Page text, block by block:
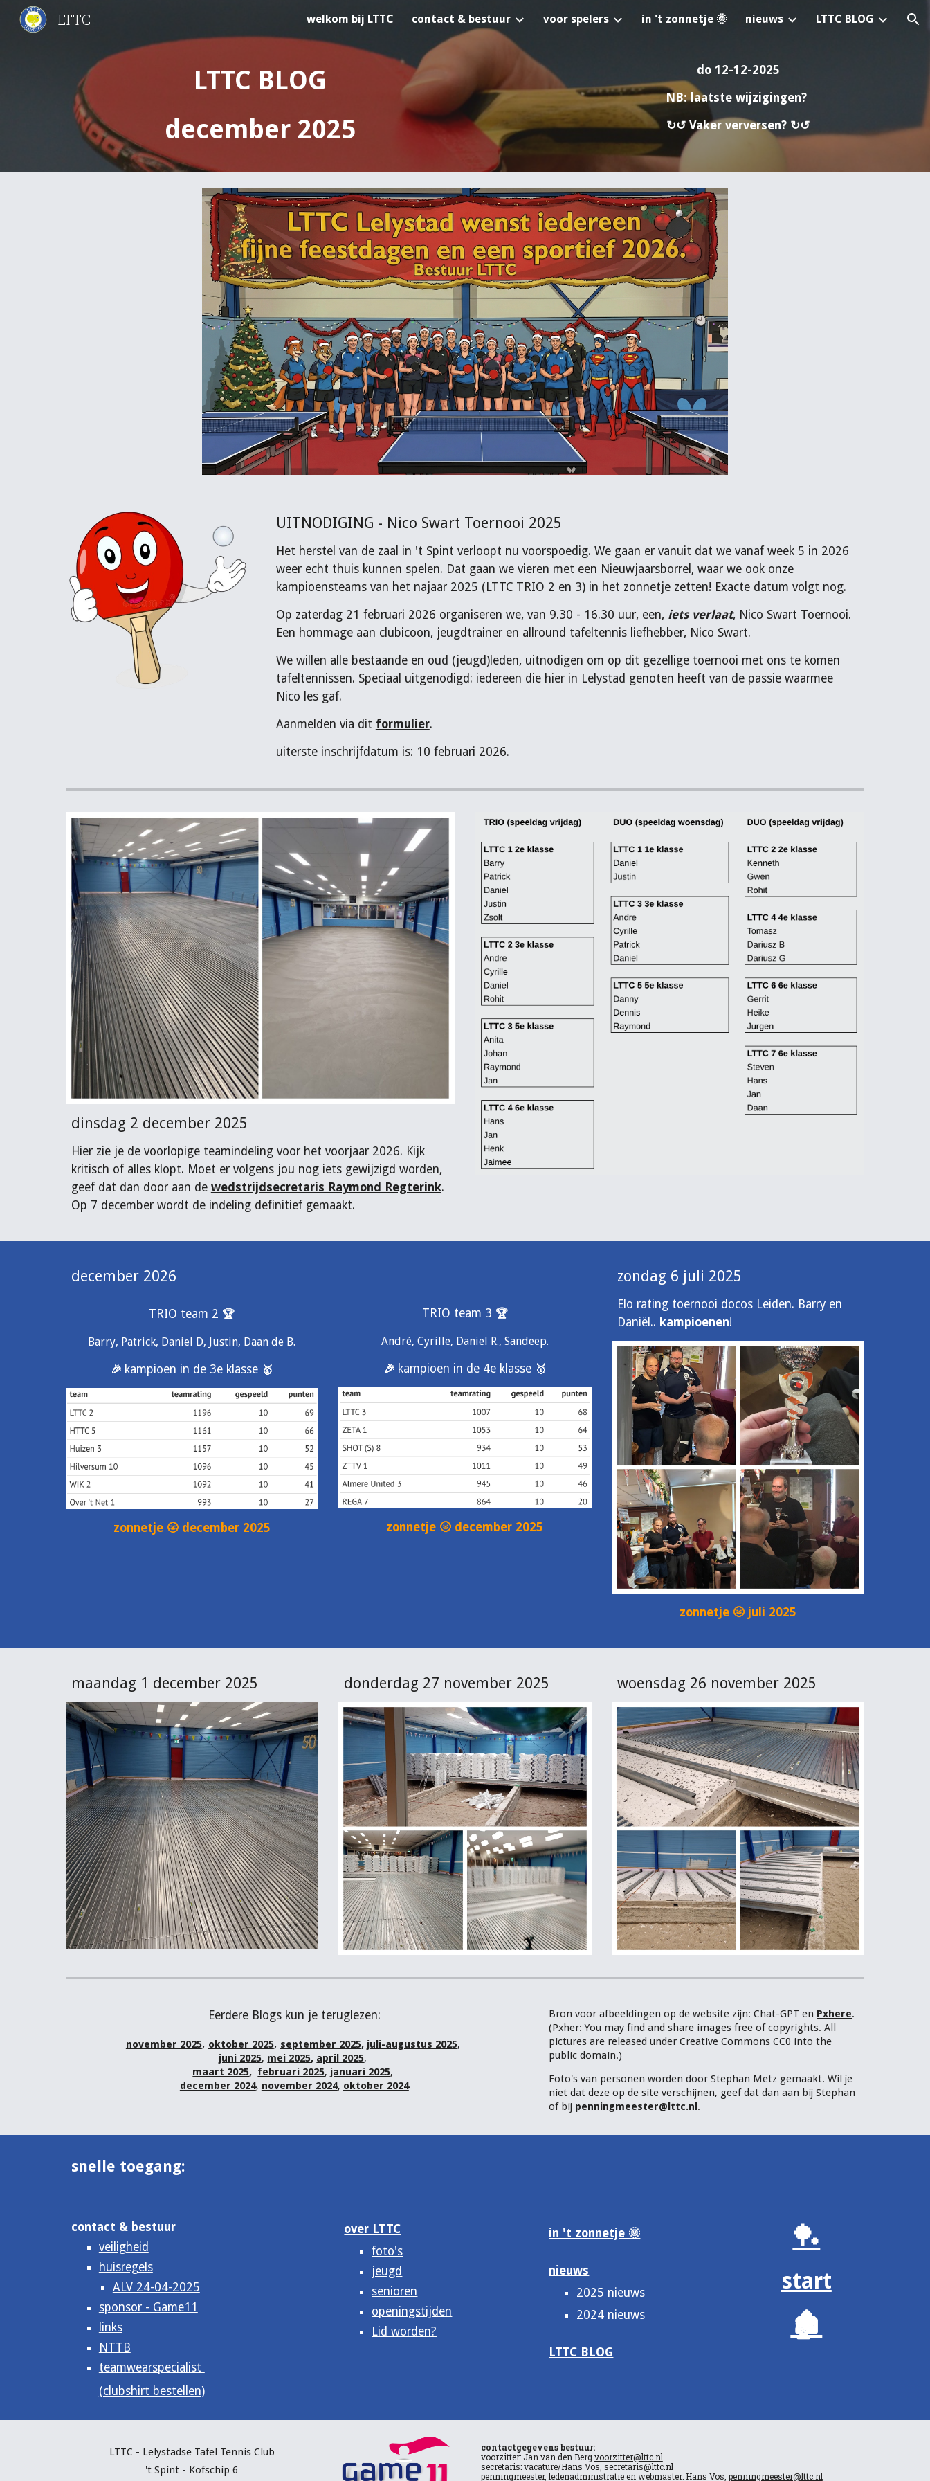
Skip to main content Skip to navigation
LTTC welkom bij LTTC contact & bestuur voor spelers in 't zonnetje 🌞 nieuws LTTC BLOG
LTTC BLOG
december 2025
do 12-12-2025
NB: laatste wijzigingen?
↻↺ Vaker verversen? ↻↺
UITNODIGING - Nico Swart Toernooi 2025
Het herstel van de zaal in 't Spint verloopt nu voorspoedig. We gaan er vanuit dat we vanaf week 5 in 2026
weer echt thuis kunnen spelen. Dat gaan we vieren met een Nieuwjaarsborrel, waar we ook onze
kampioensteams van het najaar 2025 (LTTC TRIO 2 en 3) in het zonnetje zetten! Exacte datum volgt nog.
Op zaterdag 21 februari 2026 organiseren we, van 9.30 - 16.30 uur, een, iets verlaat, Nico Swart Toernooi.
Een hommage aan clubicoon, jeugdtrainer en allround tafeltennis liefhebber, Nico Swart.
We willen alle bestaande en oud (jeugd)leden, uitnodigen om op dit gezellige toernooi met ons te komen
tafeltennissen. Speciaal uitgenodigd: iedereen die hier in Lelystad genoten heeft van de passie waarmee
Nico les gaf.
Aanmelden via dit formulier.
uiterste inschrijfdatum is: 10 februari 2026.
dinsdag 2 december 2025
Hier zie je de voorlopige teamindeling voor het voorjaar 2026. Kijk
kritisch of alles klopt. Moet er volgens jou nog iets gewijzigd worden,
geef dat dan door aan de wedstrijdsecretaris Raymond Regterink.
Op 7 december wordt de indeling definitief gemaakt.
december 2026
TRIO team 2 🏆
Barry, Patrick, Daniel D, Justin, Daan de B.
🎉 kampioen in de 3e klasse 🥇
zonnetje 🌝 december 2025
TRIO team 3 🏆
André, Cyrille, Daniel R., Sandeep.
🎉 kampioen in de 4e klasse 🥇
zonnetje 🌝 december 2025
zondag 6 juli 2025
Elo rating toernooi docos Leiden. Barry en
Daniël.. kampioenen!
zonnetje 🌝 juli 2025
maandag 1 december 2025 donderdag 27 november 2025 woensdag 26 november 2025
Eerdere Blogs kun je teruglezen:
november 2025, oktober 2025, september 2025, juli-augustus 2025,
juni 2025, mei 2025, april 2025,
maart 2025, februari 2025, januari 2025,
december 2024, november 2024, oktober 2024
Bron voor afbeeldingen op de website zijn:Chat-GPT en Pxhere.
(Pxher:You may find and share images free of copyrights. All
pictures are released under Creative Commons CC0 into the
public domain.)
Foto's van personen worden door Stephan Metz gemaakt. Wil je
niet dat deze op de site verschijnen, geef dat dan aan bij Stephan
of bij penningmeester@lttc.nl.
snelle toegang:
contact & bestuur
veiligheid
huisregels
ALV 24-04-2025
sponsor - Game11
links
NTTB
teamwearspecialist
(clubshirt bestellen)
over LTTC
foto's
jeugd
senioren
openingstijden
Lid worden?
in 't zonnetje 🌞
nieuws
2025 nieuws
2024 nieuws
LTTC BLOG
🏓
start
🏚️
LTTC - Lelystadse Tafel Tennis Club
't Spint - Kofschip 6
contactgegevens bestuur:
voorzitter: Jan van den Bergvoorzitter@lttc.nl
secretaris: vacature/Hans Vos, secretaris@lttc.nl
penningmeester, ledenadministratie en webmaster: Hans Vos, penningmeester@lttc.nl